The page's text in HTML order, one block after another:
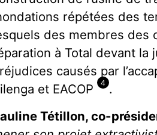
répétées des
des membres des
à Total devant la
causés par
et EACOP 4 .
Tétillon, co-